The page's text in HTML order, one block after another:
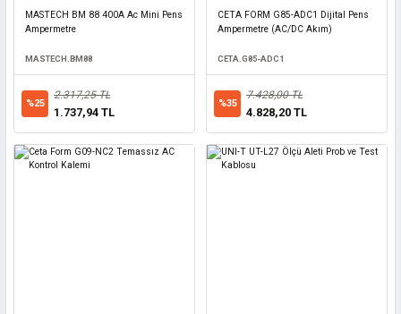
MASTECH BM 88 400A Ac Mini Pens
Ampermetre
MASTECH.BM88
%25
2.317,25 TL
1.737,94 TL
CETA FORM G85-ADC1 Dijital Pens
Ampermetre (AC/DC Akım)
CETA.G85-ADC1
%35
7.428,00 TL
4.828,20 TL